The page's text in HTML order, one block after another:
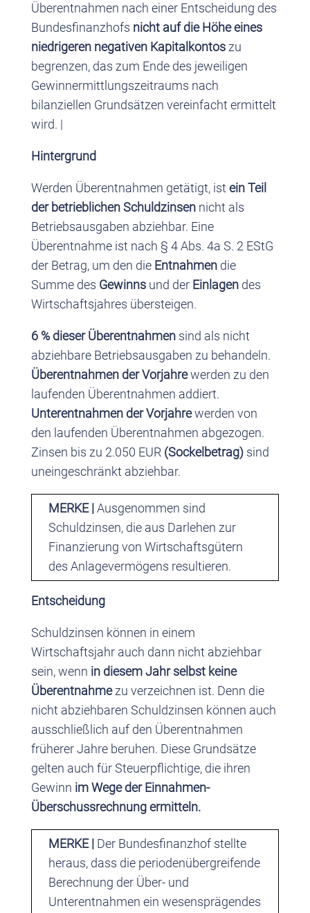
Überentnahmen nach einer Entscheidung des
Bundesfinanzhofs nicht auf die Höhe eines
niedrigeren negativen Kapitalkontoszu
begrenzen, das zum Ende des jeweiligen
Gewinnermittlungszeitraums nach
bilanziellen Grundsätzen vereinfacht ermittelt
wird. |
Hintergrund
Werden Überentnahmen getätigt, ist ein Teil
der betrieblichen Schuldzinsennicht als
Betriebsausgaben abziehbar. Eine
Überentnahme ist nach § 4 Abs. 4a S. 2 EStG
der Betrag, um den die Entnahmendie
Summe des Gewinns und der Einlagendes
Wirtschaftsjahres übersteigen.
6 % dieser Überentnahmensind als nicht
abziehbare Betriebsausgaben zu behandeln.
Überentnahmen der Vorjahrewerden zu den
laufenden Überentnahmen addiert.
Unterentnahmen der Vorjahrewerden von
den laufenden Überentnahmen abgezogen.
Zinsen bis zu 2.050 EUR (Sockelbetrag)sind
uneingeschränkt abziehbar.
MERKE | Ausgenommen sind
Schuldzinsen, die aus Darlehen zur
Finanzierung von Wirtschaftsgütern
des Anlagevermögens resultieren.
Entscheidung
Schuldzinsen können in einem
Wirtschaftsjahr auch dann nicht abziehbar
sein, wenn in diesem Jahr selbst keine
Überentnahmezu verzeichnen ist. Denn die
nicht abziehbaren Schuldzinsen können auch
ausschließlich auf den Überentnahmen
früherer Jahre beruhen. Diese Grundsätze
gelten auch für Steuerpflichtige, die ihren
Gewinn im Wege der Einnahmen-
Überschussrechnung ermitteln.
MERKE | Der Bundesfinanzhof stellte
heraus, dass die periodenübergreifende
Berechnung der Über- und
Unterentnahmen ein wesensprägendes